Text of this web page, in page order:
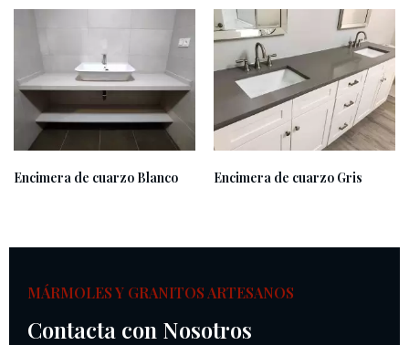
Encimera de cuarzo Blanco Encimera de cuarzo Gris
MÁRMOLES Y GRANITOS ARTESANOS
Contacta con Nosotros